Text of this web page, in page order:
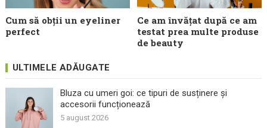
Cum să obții un eyeliner
perfect
Ce am învățat după ce am
testat prea multe produse
de beauty
ULTIMELE ADĂUGATE
Bluza cu umeri goi: ce tipuri de susținere și
accesorii funcționează
5 august 2026